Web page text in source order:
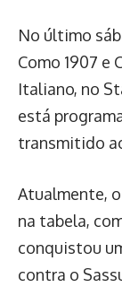
No último
Como 1907 e
Italiano, no
está
transmitido
Atualmente,
na tabela,
conquistou
contra o